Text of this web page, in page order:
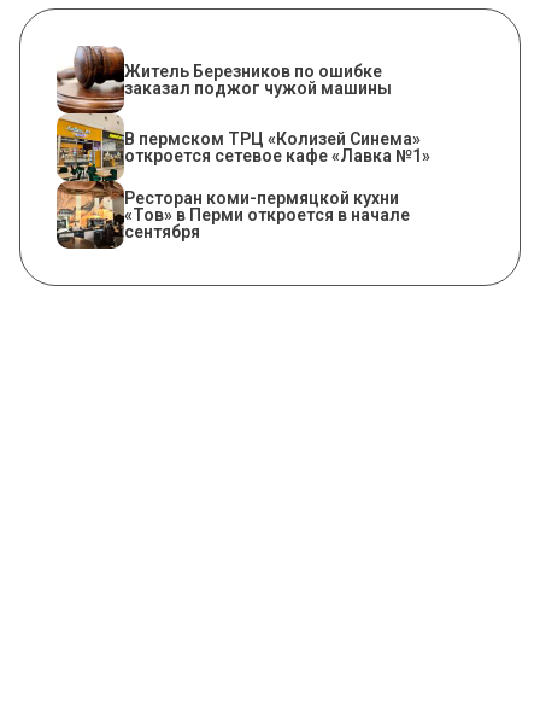
Житель Березников по ошибке
заказал поджог чужой машины
​В пермском ТРЦ «Колизей Синема»
откроется сетевое кафе «Лавка №1»
Ресторан коми-пермяцкой кухни
«Тов» в Перми откроется в начале
сентября